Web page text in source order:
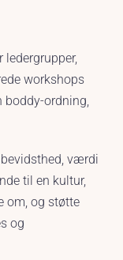
workshops
boddy-ordning,
værdi
til en kultur,
om, og støtte
og